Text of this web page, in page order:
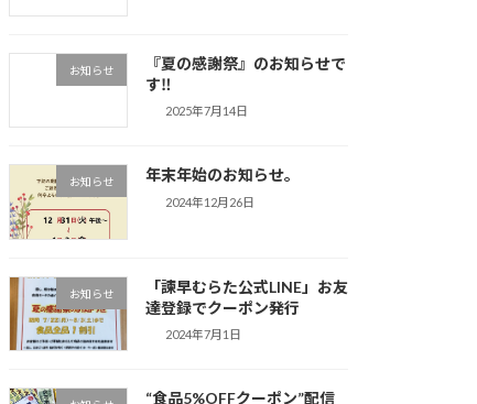
お知らせ
『夏の感謝祭』のお知らせで
す‼
2025年7月14日
お知らせ 年末年始のお知らせ。
2024年12月26日
お知らせ
「諫早むらた公式LINE」お友
達登録でクーポン発行
2024年7月1日
“食品5%OFFクーポン”配信